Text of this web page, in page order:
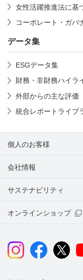
女性活躍推進法に基
コーポレート・ガバ
データ集
ESGデータ集
財務・非財務ハイラ
外部からの主な評価
統合レポートライブ
個人のお客様
会社情報
サステナビリティ
オンラインショップ